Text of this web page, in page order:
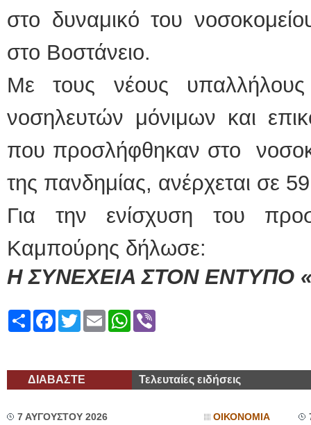
στο δυναμικό του
στο Βοστάνειο.
Με τους νέους
νοσηλευτών μόνιμων και
που προσλήφθηκαν στο
της πανδημίας, ανέρχεται σε
Για την ενίσχυση του
Καμπούρης δήλωσε:
Η ΣΥΝΕΧΕΙΑ ΣΤΟΝ ΕΝΤΥΠΟ
ShareFacebook
TwitterEmailWhatsApp
ΔΙΑΒΑΣΤΕ Τελευταίες ειδήσεις
7 ΑΥΓΟΥΣΤΟΥ 2026 ΟΙΚΟΝΟΜΙΑ